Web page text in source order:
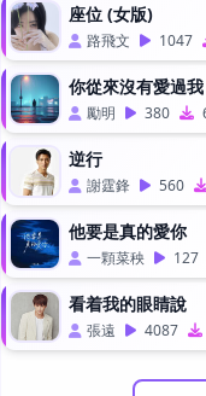
座位 (女版)
路飛文 1047
你從來沒有愛過我
勵明 380
逆行
謝霆鋒 560
他要是真的愛你
一顆菜秧 127
看着我的眼睛說
張遠 4087